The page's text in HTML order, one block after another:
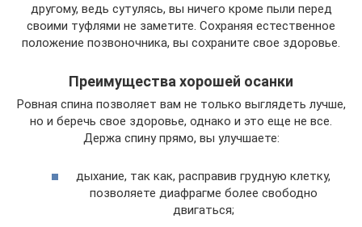
другому, ведь сутулясь, вы ничего кроме пыли перед
своими туфлями не заметите. Сохраняя естественное
положение позвоночника, вы сохраните свое здоровье.
Преимущества хорошей осанки
Ровная спина позволяет вам не только выглядеть лучше,
но и беречь свое здоровье, однако и это еще не все.
Держа спину прямо, вы улучшаете:
дыхание, так как, расправив грудную клетку,
позволяете диафрагме более свободно
двигаться;